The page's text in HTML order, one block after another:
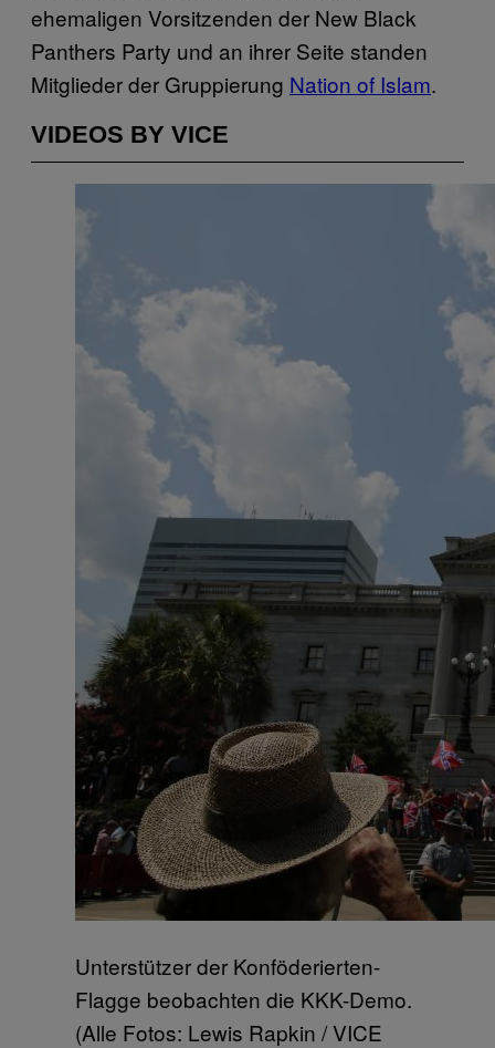
ehemaligen Vorsitzenden der New Black
Panthers Party und an ihrer Seite standen
Mitglieder der Gruppierung Nation of Islam.
VIDEOS BY VICE
Unterstützer der Konföderierten-
Flagge beobachten die KKK-Demo.
(Alle Fotos: Lewis Rapkin / VICE